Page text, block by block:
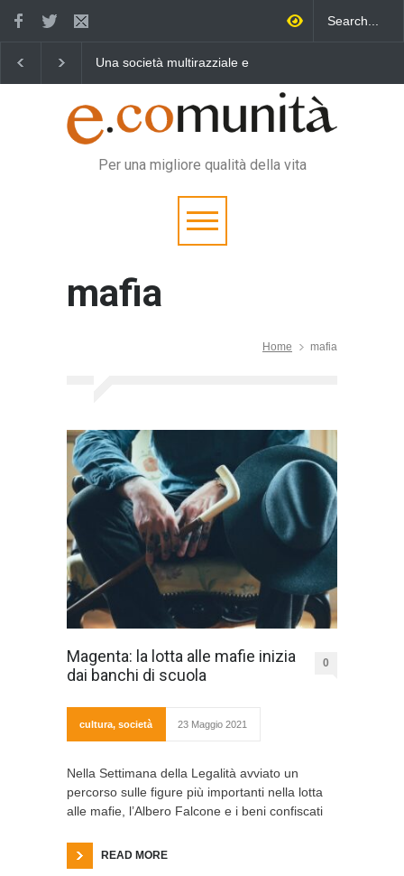
Una società multirazziale e
Benedetta primavera,
Per una migliore qualità della vita
mafia
Home mafia
Magenta: la lotta alle mafie inizia
dai banchi di scuola
0
cultura, società 23 Maggio 2021
Nella Settimana della Legalità avviato un
percorso sulle figure più importanti nella lotta
alle mafie, l’Albero Falcone e i beni confiscati
READ MORE